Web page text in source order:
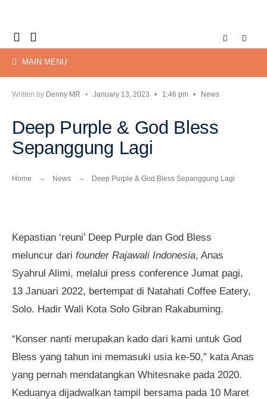
content
MAIN MENU
Written by Denny MR • January 13, 2023 • 1:46 pm • News
Deep Purple & God Bless
Sepanggung Lagi
Home News Deep Purple & God Bless Sepanggung Lagi
Kepastian ‘reuni’ Deep Purple dan God Bless
meluncur dari founder Rajawali Indonesia, Anas
Syahrul Alimi, melalui press conference Jumat pagi,
13 Januari 2022, bertempat di Natahati Coffee Eatery,
Solo. Hadir Wali Kota Solo Gibran Rakabuming.
“Konser nanti merupakan kado dari kami untuk God
Bless yang tahun ini memasuki usia ke-50,” kata Anas
yang pernah mendatangkan Whitesnake pada 2020.
Keduanya dijadwalkan tampil bersama pada 10 Maret